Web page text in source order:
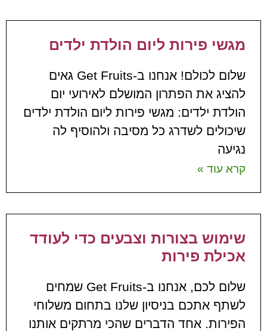
מגשי פירות ליום הולדת ילדים
שלום לכולם! אנחנו ב-Get Fruits גאים
להציג את הפתרון המושלם לאירועי יום
הולדת ילדים: מגשי פירות ליום הולדת ילדים
שיכולים לשדרג כל מסיבה ולהוסיף לה
נגיעה
קרא עוד »
שימוש בצורות וצבעים כדי לעודד
אכילת פירות
שלום לכם, אנחנו ב-Get Fruits שמחים
לשתף אתכם בניסיון שלנו בתחום משלוחי
הפירות. אחד הדברים שהכי מרתקים אותנו